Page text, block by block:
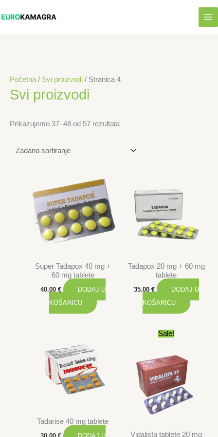
to
Početna / Svi proizvodi / Stranica 4
Svi proizvodi
Prikazujemo 37–48 od 57 rezultata
Super Tadapox 40 mg +
60 mg tablete
40.00 €
DODAJ U
KOŠARICU
Tadapox 20 mg + 60 mg
tablete
35.00 €
DODAJ U
KOŠARICU
Tadarise 40 mg tablete
Sale!
Vidalista tablete 20 mg